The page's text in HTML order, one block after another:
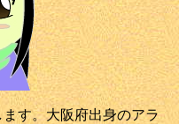
ます。大阪府出身のアラ